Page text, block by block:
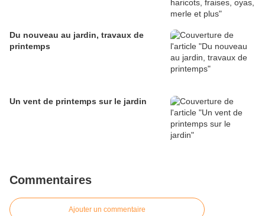
Du nouveau au jardin, travaux de
printemps
Un vent de printemps sur le jardin
Commentaires
Ajouter un commentaire